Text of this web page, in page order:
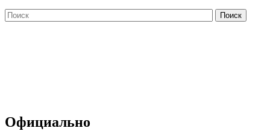
Официально